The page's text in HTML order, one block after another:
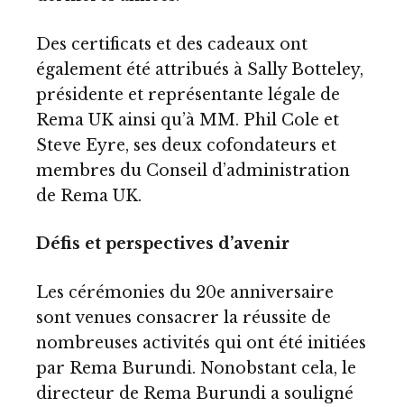
Des certificats et des cadeaux ont
également été attribués à Sally Botteley,
présidente et représentante légale de
Rema UK ainsi qu’à MM. Phil Cole et
Steve Eyre, ses deux cofondateurs et
membres du Conseil d’administration
de Rema UK.
Défis et perspectives d’avenir
Les cérémonies du 20e anniversaire
sont venues consacrer la réussite de
nombreuses activités qui ont été initiées
par Rema Burundi. Nonobstant cela, le
directeur de Rema Burundi a souligné